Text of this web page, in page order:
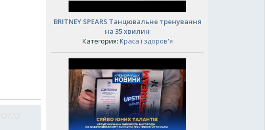
BRITNEY SPEARS Танцювальне тренування
на 35 хвилин
Категория: Краса і здоров'я